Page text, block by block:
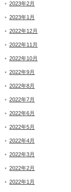
2023年2月
2023年1月
2022年12月
2022年11月
2022年10月
2022年9月
2022年8月
2022年7月
2022年6月
2022年5月
2022年4月
2022年3月
2022年2月
2022年1月